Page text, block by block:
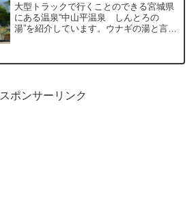
大型トラックで行くことのできる宮城県
にある温泉“中山平温泉 しんとろの
湯”を紹介しています。ウナギの湯と言わ
スポンサーリンク